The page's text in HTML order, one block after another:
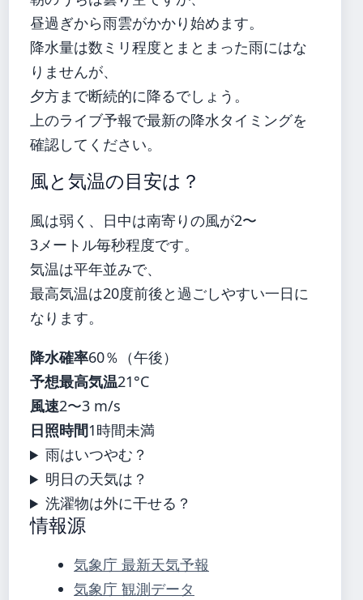
昼過ぎから雨雲がかかり始めます。
降水量は数ミリ程度とまとまった雨にはな
りませんが、
夕方まで断続的に降るでしょう。
上のライブ予報で最新の降水タイミングを
確認してください。
風と気温の目安は？
風は弱く、日中は南寄りの風が2〜
3メートル毎秒程度です。
気温は平年並みで、
最高気温は20度前後と過ごしやすい一日に
なります。
降水確率60％（午後）
予想最高気温21°C
風速2〜3 m/s
日照時間1時間未満
雨はいつやむ？
明日の天気は？
洗濯物は外に干せる？
情報源
気象庁 最新天気予報
気象庁 観測データ